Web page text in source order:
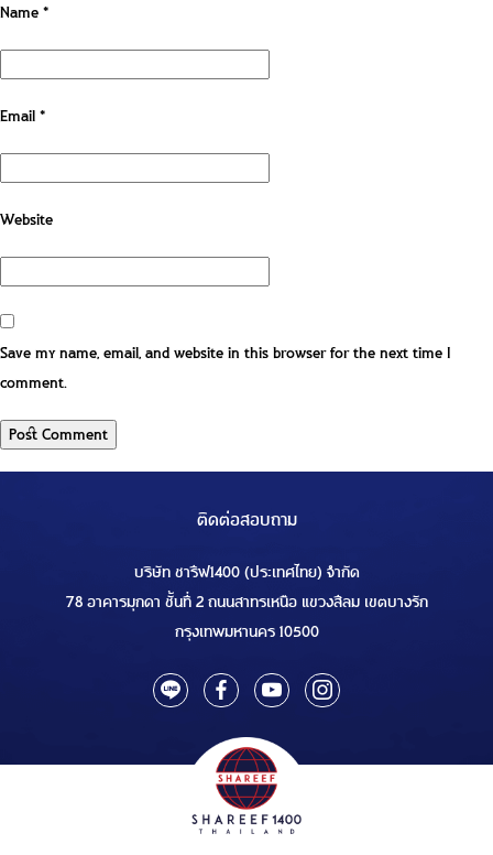
Name*
Email*
Website
Save my name, email, and website in this browser for the next time I
comment.
ติดต่อสอบถาม
บริษัท ชารีฟ1400 (ประเทศไทย) จำกัด
78 อาคารมุกดา ชั้นที่ 2 ถนนสาทรเหนือ แขวงสีลม เขตบางรัก
กรุงเทพมหานคร 10500